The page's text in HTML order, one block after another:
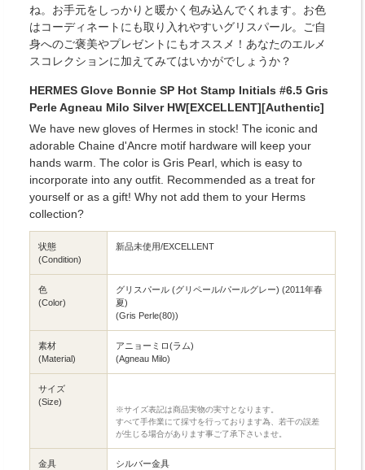
ね。お手元をしっかりと暖かく包み込んでくれます。お色
はコーディネートにも取り入れやすいグリスパール。ご自
身へのご褒美やプレゼントにもオススメ！あなたのエルメ
スコレクションに加えてみてはいかがでしょうか？
HERMES Glove Bonnie SP Hot Stamp Initials #6.5 Gris
Perle Agneau Milo Silver HW[EXCELLENT][Authentic]
We have new gloves of Hermes in stock! The iconic and
adorable Chaine d'Ancre motif hardware will keep your
hands warm. The color is Gris Pearl, which is easy to
incorporate into any outfit. Recommended as a treat for
yourself or as a gift! Why not add them to your Herms
collection?
状態
(Condition)
新品未使用/EXCELLENT
色
(Color)
グリスパール (グリペール/パールグレー) (2011年春
夏)
(Gris Perle(80))
素材
(Material)
アニョーミロ(ラム)
(Agneau Milo)
サイズ
(Size)
※サイズ表記は商品実物の実寸となります。
すべて手作業にて採寸を行っております為、若干の誤差
が生じる場合があります事ご了承下さいませ。
金具
シルバー金具